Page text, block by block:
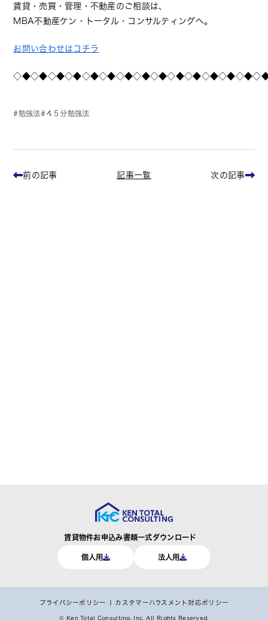
賃貸・売買・管理・不動産のご相談は、
MBA不動産ケン・トータル・コンサルティングへ。
お問い合わせはコチラ
勉強法 ４５分勉強法
前の記事 記事一覧 次の記事
賃貸物件お申込み書類一式ダウンロード
個人用 法人用
プライバシーポリシー カスタマーハラスメント対応ポリシー
© Ken Total Consulting, Inc. All Rights Reserved.